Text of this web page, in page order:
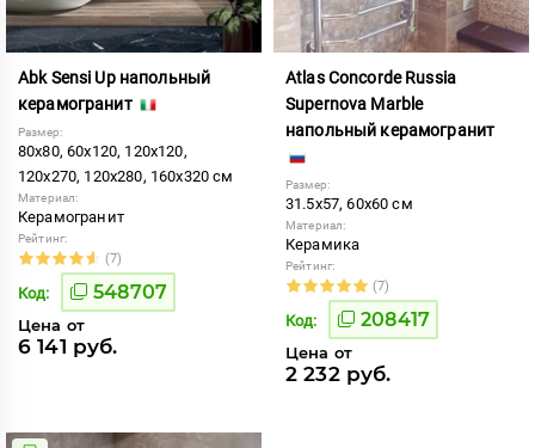
Abk Sensi Up напольный
керамогранит
Размер:
80x80, 60x120, 120x120,
120x270, 120x280, 160x320 см
Материал:
Керамогранит
Рейтинг:
(7)
Код: 548707
Цена от
6 141 руб.
Atlas Concorde Russia
Supernova Marble
напольный керамогранит
Размер:
31.5x57, 60x60 см
Материал:
Керамика
Рейтинг:
(7)
Код: 208417
Цена от
2 232 руб.